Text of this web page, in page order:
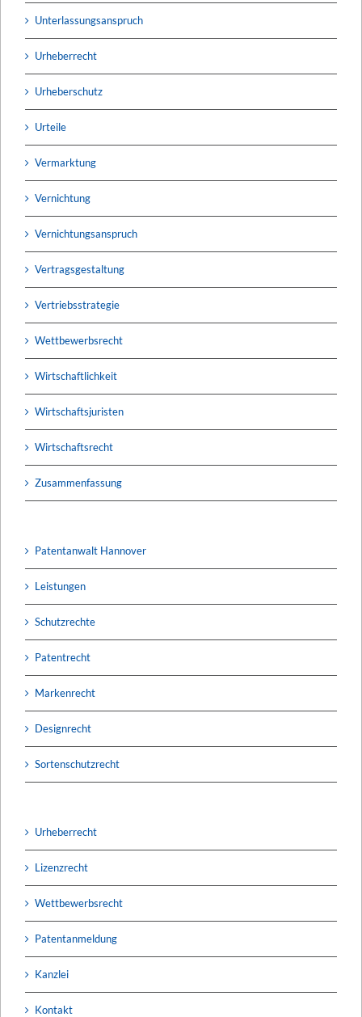
Unterlassungsanspruch
Urheberrecht
Urheberschutz
Urteile
Vermarktung
Vernichtung
Vernichtungsanspruch
Vertragsgestaltung
Vertriebsstrategie
Wettbewerbsrecht
Wirtschaftlichkeit
Wirtschaftsjuristen
Wirtschaftsrecht
Zusammenfassung
Patentanwalt Hannover
Leistungen
Schutzrechte
Patentrecht
Markenrecht
Designrecht
Sortenschutzrecht
Urheberrecht
Lizenzrecht
Wettbewerbsrecht
Patentanmeldung
Kanzlei
Kontakt